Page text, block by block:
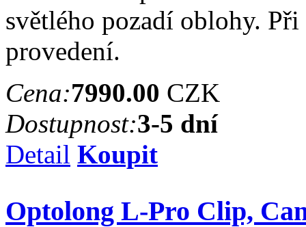
světlého pozadí oblohy.
provedení.
Cena:7990.00 CZK
Dostupnost:3-5 dní
Detail Koupit
Optolong L-Pro Clip,